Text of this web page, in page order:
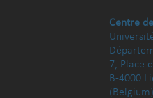
Centre
7, Place
B-4000
(Belgium)